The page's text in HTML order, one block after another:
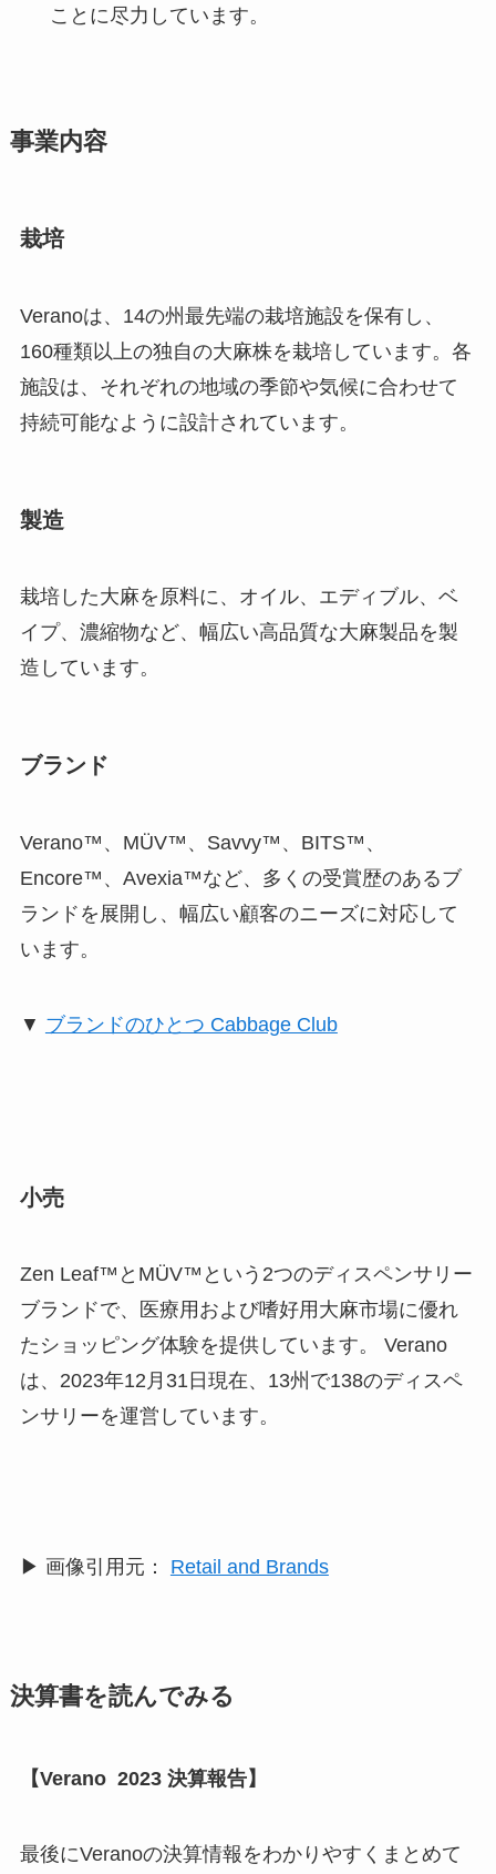
ことに尽力しています。
事業内容
栽培
Veranoは、14の州最先端の栽培施設を保有し、
160種類以上の独自の大麻株を栽培しています。各
施設は、それぞれの地域の季節や気候に合わせて
持続可能なように設計されています。
製造
栽培した大麻を原料に、オイル、エディブル、ベ
イプ、濃縮物など、幅広い高品質な大麻製品を製
造しています。
ブランド
Verano™、MÜV™、Savvy™、BITS™、
Encore™、Avexia™など、多くの受賞歴のあるブ
ランドを展開し、幅広い顧客のニーズに対応して
います。
▼ ブランドのひとつ Cabbage Club
小売
Zen Leaf™とMÜV™という2つのディスペンサリー
ブランドで、医療用および嗜好用大麻市場に優れ
たショッピング体験を提供しています。 Verano
は、2023年12月31日現在、13州で138のディスペ
ンサリーを運営しています。
▶︎ 画像引用元： Retail and Brands
決算書を読んでみる
【Verano 2023 決算報告】
最後にVeranoの決算情報をわかりやすくまとめて